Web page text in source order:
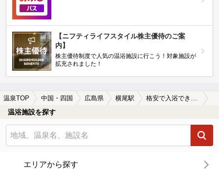
【ニフティライフスタイル株主優待のご案
内】
株主優待制度で人気の温浴施設に行こう！対象施設が
拡充されました！
温泉TOP 中国・四国 広島県 横尾駅
温浴施設を探す
エリアから探す